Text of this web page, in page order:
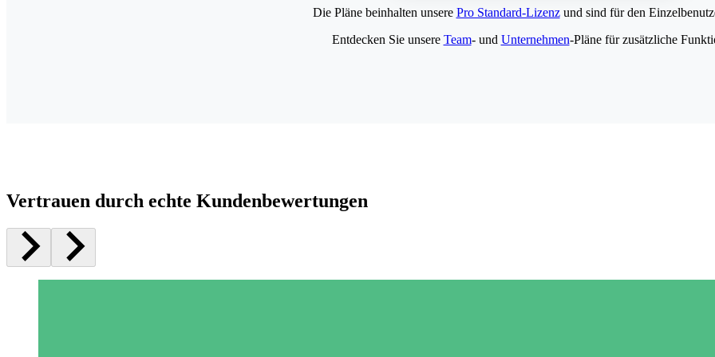
Die Pläne beinhalten unsere Pro Standard-Lizenzund sind für den
Entdecken Sie unsere Team- und Unternehmen-Pläne für zusätzliche
Vertrauen durch echte Kundenbewertungen